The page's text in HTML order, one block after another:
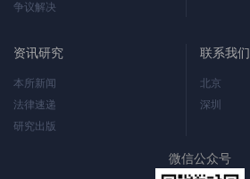
争议解决
资讯研究
本所新闻
法律速递
研究出版
联系我们
北京
深圳
微信公众号